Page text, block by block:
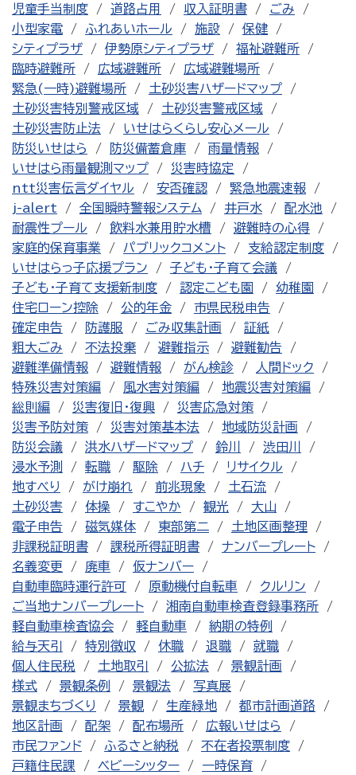
児童手当制度 道路占用 収入証明書
ごみ
小型家電
ふれあいホール 施設
保健
シティプラザ
伊勢原シティプラザ
福祉避難所
臨時避難所
広域避難所
広域避難場所
緊急(一時)避難場所
土砂災害ハザードマップ
土砂災害特別警戒区域
土砂災害警戒区域
土砂災害防止法
いせはらくらし安心メール
防災いせはら
防災備蓄倉庫
雨量情報
いせはら雨量観測マップ
災害時協定
ntt災害伝言ダイヤル
安否確認
緊急地震速報
j-alert
全国瞬時警報システム 井戸水
配水池
耐震性プール
飲料水兼用貯水槽
避難時の心得
家庭的保育事業
パブリックコメント
支給認定制度
いせはらっ子応援プラン
子ども・子育て会議
子ども・子育て支援新制度
認定こども園
幼稚園
住宅ローン控除
公的年金
市県民税申告
確定申告
防護服 ごみ収集計画
証紙
粗大ごみ
不法投棄 避難指示
避難勧告
避難準備情報
避難情報 がん検診
人間ドック
特殊災害対策編
風水害対策編
地震災害対策編
総則編
災害復旧・復興
災害応急対策
災害予防対策
災害対策基本法
地域防災計画
防災会議
洪水ハザードマップ 鈴川
渋田川
浸水予測
転職 駆除 ハチ
リサイクル
地すべり
がけ崩れ 前兆現象
土石流
土砂災害
体操 すこやか 観光
大山
電子申告
磁気媒体 東部第二
土地区画整理
非課税証明書
課税所得証明書
ナンバープレート
名義変更
廃車
仮ナンバー
自動車臨時運行許可
原動機付自転車
クルリン
ご当地ナンバープレート
湘南自動車検査登録事務所
軽自動車検査協会
軽自動車
納期の特例
給与天引
特別徴収 休職 退職
就職
個人住民税
土地取引 公拡法
景観計画
様式
景観条例 景観法
写真展
景観まちづくり
景観 生産緑地
都市計画道路
地区計画
配架 配布場所
広報いせはら
市民ファンド
ふるさと納税
不在者投票制度
戸籍住民課
ベビーシッター
一時保育